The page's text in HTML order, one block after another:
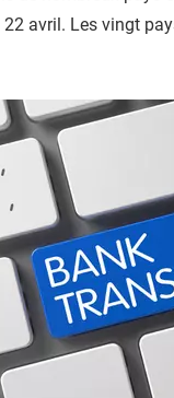
avril. Les vingt